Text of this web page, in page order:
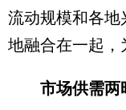
流动规模和各地
地融合在一起，
市场供需两